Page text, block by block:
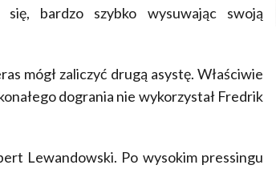
się, bardzo szybko wysuwając swoją
mógł zaliczyć drugą asystę. Właściwie
dogrania nie wykorzystał Fredrik
Lewandowski. Po wysokim pressingu